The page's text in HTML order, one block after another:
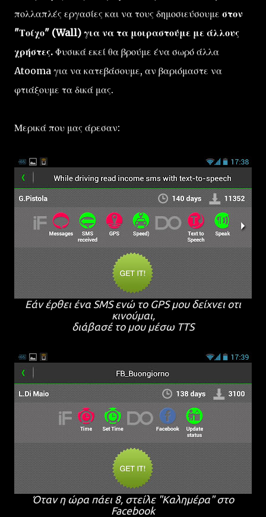
πολλαπλές εργασίες και να τους δημοσιεύσουμε στον
"Τοίχο" (Wall) για να τα μοιραστούμε με άλλους
χρήστες. Φυσικά εκεί θα βρούμε ένα σωρό άλλα
Atooma για να κατεβάσουμε, αν βαριόμαστε να
φτιάξουμε τα δικά μας.
Μερικά που μας άρεσαν:
Εάν έρθει ένα SMS ενώ το GPS μου δείχνει οτι
κινούμαι,
διάβασέ το μου μέσω TTS
Όταν η ώρα πάει 8, στείλε "Καλημέρα" στο
Facebook